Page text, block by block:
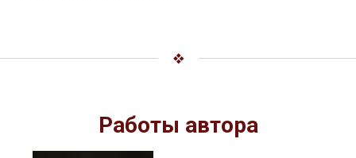
Работы автора